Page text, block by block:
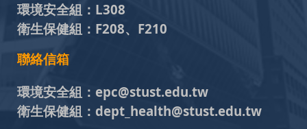
環境安全組： L308
衛生保健組： F208、F210
聯絡信箱
環境安全組： epc@stust.edu.tw
衛生保健組： dept_health@stust.edu.tw